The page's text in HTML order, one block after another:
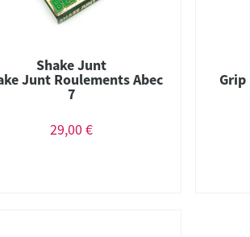
Shake Junt
Junt Roulements Abec
7
29,00 €
Grip